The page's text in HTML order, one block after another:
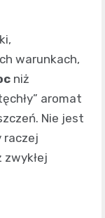
warunkach,
niż
aromat
Nie jest
raczej